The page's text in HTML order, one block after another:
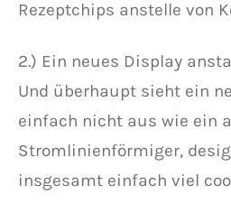
Rezeptchips anstelle von
2.) Ein neues Display
Und überhaupt sieht ein
einfach nicht aus wie ein
Stromlinienförmiger,
insgesamt einfach viel